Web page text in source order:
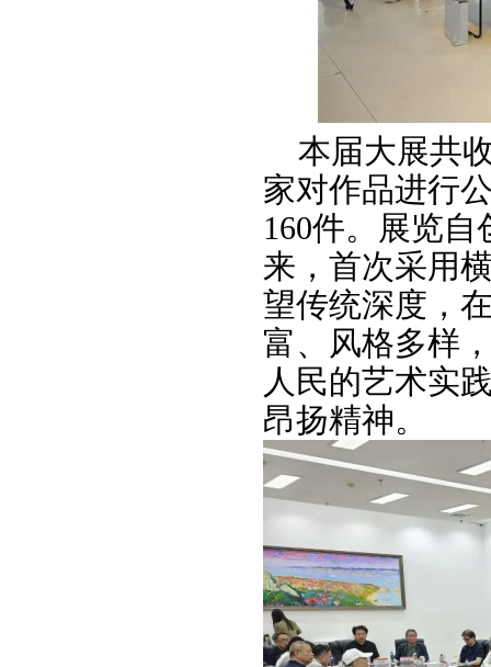
本届大展共
家对作品进行
160件。展览
来，首次采用
望传统深度，
富、风格多样
人民的艺术实
昂扬精神。